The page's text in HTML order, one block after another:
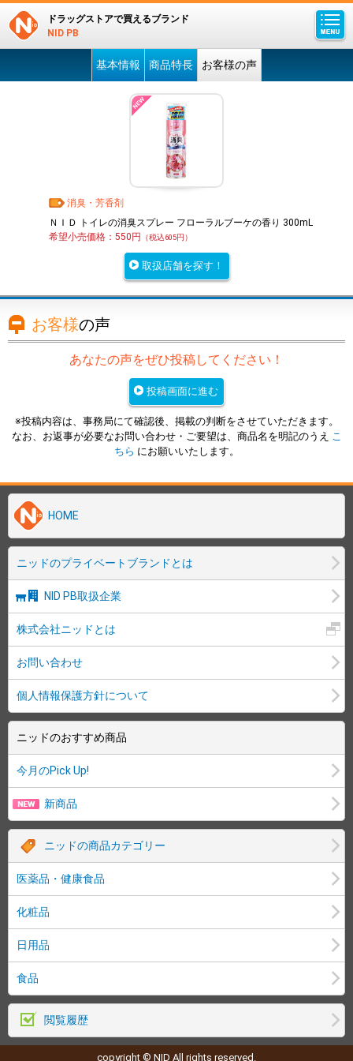
ドラッグストアで買えるブランド
NID PB
基本情報 商品特長 お客様の声
消臭・芳香剤
ＮＩＤ トイレの消臭スプレー フローラルブーケの香り 300mL
希望小売価格：550円
（税込605円）
取扱店舗を探す！
お客様の声
あなたの声をぜひ投稿してください！
投稿画面に進む
※投稿内容は、事務局にて確認後、掲載の判断をさせていただきます。
なお、お返事が必要なお問い合わせ・ご要望は、商品名を明記のうえ
こ
ちら にお願いいたします。
HOME
ニッドのプライベートブランドとは
NID PB取扱企業
株式会社ニッドとは
お問い合わせ
個人情報保護方針について
ニッドのおすすめ商品
今月のPick Up!
新商品
ニッドの商品カテゴリー
医薬品・健康食品
化粧品
日用品
食品
閲覧履歴
copyright © NID All rights reserved.